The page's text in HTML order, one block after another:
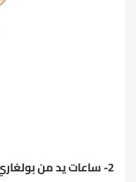
2- ساعات يد من بولغاري من الذهب الوردي والجلد